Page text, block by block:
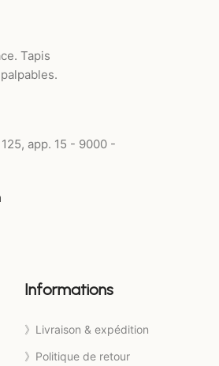
Tapis
app. 15 - 9000 -
Informations
》Livraison & expédition
》Politique de retour